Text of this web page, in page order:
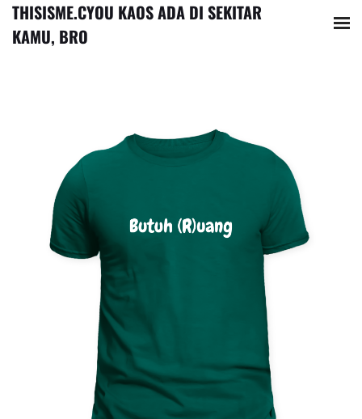
THISISME.CYOU KAOS ADA DI SEKITAR
KAMU, BRO